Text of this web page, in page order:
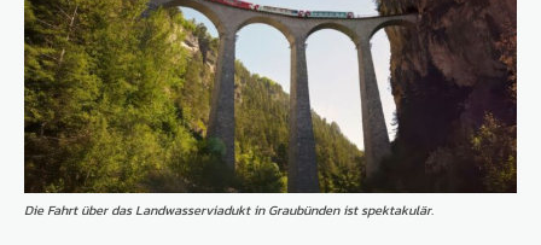
Die Fahrt über das Landwasserviadukt in Graubünden ist spektakulär.